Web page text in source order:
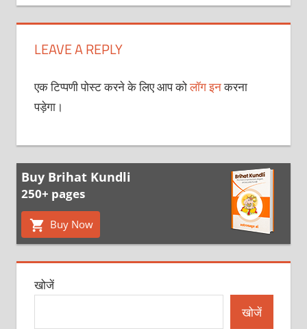
LEAVE A REPLY
एक टिप्पणी पोस्ट करने के लिए आप कोलॉग इनकरना
पड़ेगा।
Buy Brihat Kundli
250+ pages
Buy Now
खोजें
खोजें